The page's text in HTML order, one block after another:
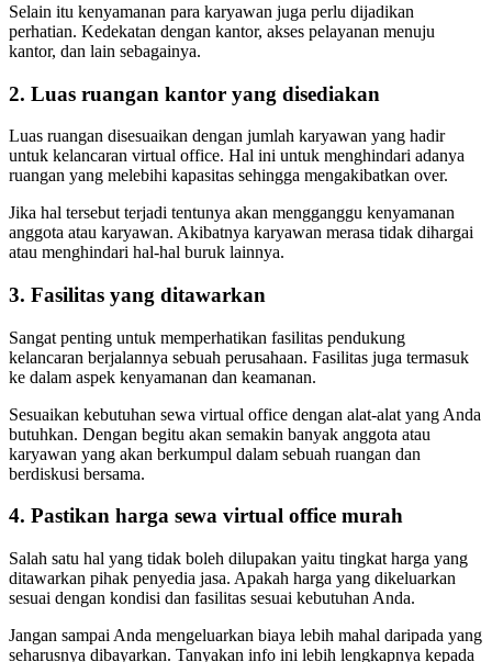
Selain itu kenyamanan para karyawan juga perlu dijadikan
perhatian. Kedekatan dengan kantor, akses pelayanan menuju
kantor, dan lain sebagainya.
2. Luas ruangan kantor yang disediakan
Luas ruangan disesuaikan dengan jumlah karyawan yang hadir
untuk kelancaran virtual office. Hal ini untuk menghindari adanya
ruangan yang melebihi kapasitas sehingga mengakibatkan over.
Jika hal tersebut terjadi tentunya akan mengganggu kenyamanan
anggota atau karyawan. Akibatnya karyawan merasa tidak dihargai
atau menghindari hal-hal buruk lainnya.
3. Fasilitas yang ditawarkan
Sangat penting untuk memperhatikan fasilitas pendukung
kelancaran berjalannya sebuah perusahaan. Fasilitas juga termasuk
ke dalam aspek kenyamanan dan keamanan.
Sesuaikan kebutuhan sewa virtual office dengan alat-alat yang Anda
butuhkan. Dengan begitu akan semakin banyak anggota atau
karyawan yang akan berkumpul dalam sebuah ruangan dan
berdiskusi bersama.
4. Pastikan harga sewa virtual office murah
Salah satu hal yang tidak boleh dilupakan yaitu tingkat harga yang
ditawarkan pihak penyedia jasa. Apakah harga yang dikeluarkan
sesuai dengan kondisi dan fasilitas sesuai kebutuhan Anda.
Jangan sampai Anda mengeluarkan biaya lebih mahal daripada yang
seharusnya dibayarkan. Tanyakan info ini lebih lengkapnya kepada